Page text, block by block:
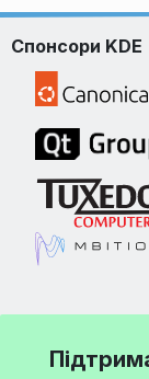
Спонсори KDE